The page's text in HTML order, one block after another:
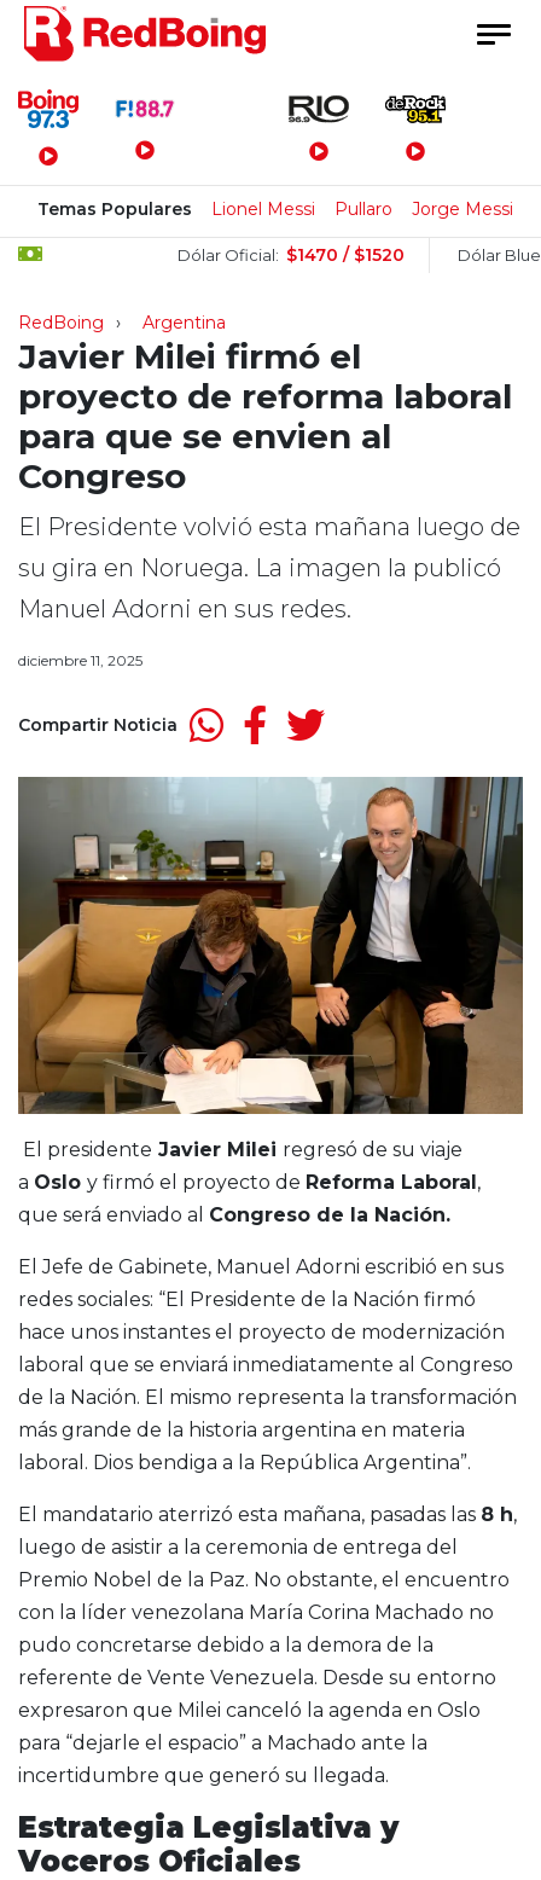
Menú Principal
Temas Populares Lionel Messi Pullaro Jorge Messi
Dólar Oficial: $1470 / $1520 Dólar Blue:
RedBoing Argentina
Javier Milei firmó el
proyecto de reforma laboral
para que se envien al
Congreso
El Presidente volvió esta mañana luego de
su gira en Noruega. La imagen la publicó
Manuel Adorni en sus redes.
diciembre 11, 2025
Compartir Noticia
El presidente Javier Milei regresó de su viaje
a Oslo y firmó el proyecto de Reforma Laboral,
que será enviado al Congreso de la Nación.
El Jefe de Gabinete, Manuel Adorni escribió en sus
redes sociales: “El Presidente de la Nación firmó
hace unos instantes el proyecto de modernización
laboral que se enviará inmediatamente al Congreso
de la Nación. El mismo representa la transformación
más grande de la historia argentina en materia
laboral. Dios bendiga a la República Argentina”.
El mandatario aterrizó esta mañana, pasadas las 8 h,
luego de asistir a la ceremonia de entrega del
Premio Nobel de la Paz. No obstante, el encuentro
con la líder venezolana María Corina Machado no
pudo concretarse debido a la demora de la
referente de Vente Venezuela. Desde su entorno
expresaron que Milei canceló la agenda en Oslo
para “dejarle el espacio” a Machado ante la
incertidumbre que generó su llegada.
Estrategia Legislativa y
Voceros Oficiales